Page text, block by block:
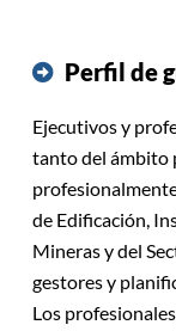
Perfil de
Ejecutivos y
tanto del ámbito
de Edificación,
Mineras y del
gestores y
Los